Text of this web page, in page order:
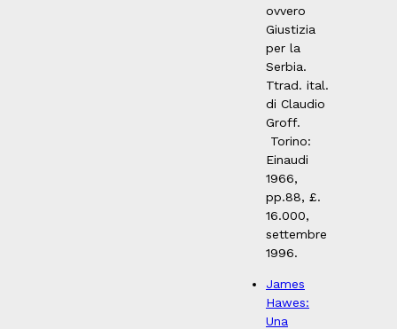
ovvero
Giustizia
per la
Serbia.
Ttrad. ital.
di Claudio
Groff.
Torino:
Einaudi
1966,
pp.88, £.
16.000,
settembre
1996.
James
Hawes:
Una